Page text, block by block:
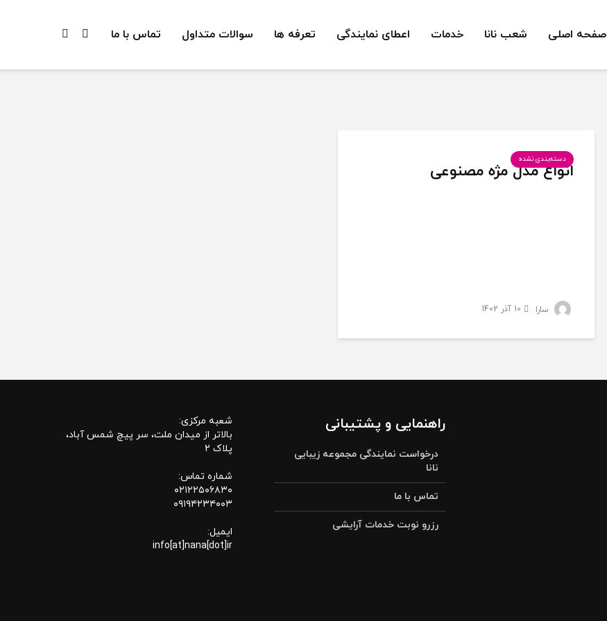
صفحه اصلی شعب نانا خدمات اعطای نمایندگی تعرفه ها سوالات متداول تماس با ما
دسته‌بندی نشده
انواع مدل مژه مصنوعی
سارا 10 آذر 1402
راهنمایی و پشتیبانی
درخواست نمایندگی مجموعه زیبایی
نانا
تماس با ما
رزرو نوبت خدمات آرایشی
شعبه مرکزی:
بالاتر از میدان ملت، سر پیچ شمس آباد،
پلاک 2
شماره تماس:
۰۲۱۲۲۵۰۶۸۳۰
۰۹۱۹۴۲۳۴۰۰۳
ایمیل:
info[at]nana[dot]ir